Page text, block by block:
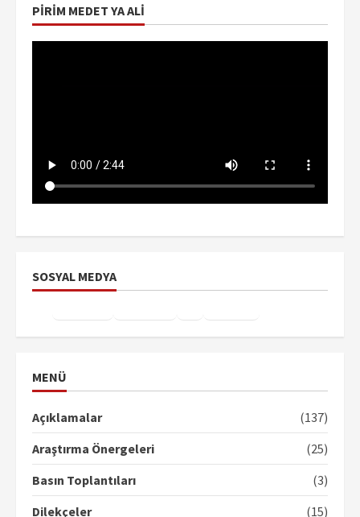
PIRIM MEDET YA ALI
SOSYAL MEDYA
MENÜ
Açıklamalar
(137)
Araştırma Önergeleri
(25)
Basın Toplantıları
(3)
Dilekçeler
(15)